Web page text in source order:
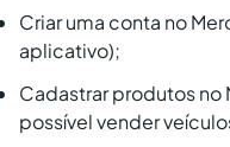
Criar uma conta no
aplicativo);
Cadastrar produtos no
possível vender